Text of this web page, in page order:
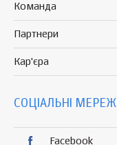
Команда
Партнери
Кар'єра
СОЦІАЛЬНІ МЕРЕЖІ
Facebook